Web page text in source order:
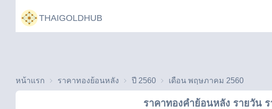
THAIGOLDHUB
หน้าแรก ราคาทองย้อนหลัง ปี 2560 เดือน พฤษภาคม 2560
ราคาทองคำย้อนหลัง รายวัน